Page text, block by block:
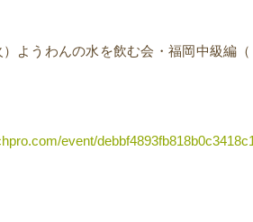
）ようわんの水を飲む会・福岡中級編
event/